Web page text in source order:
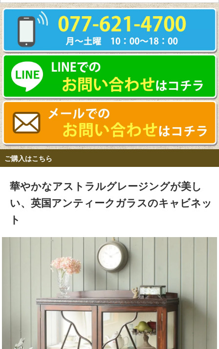
ご購入はこちら
華やかなアストラルグレージングが美し
い、英国アンティークガラスのキャビネッ
ト